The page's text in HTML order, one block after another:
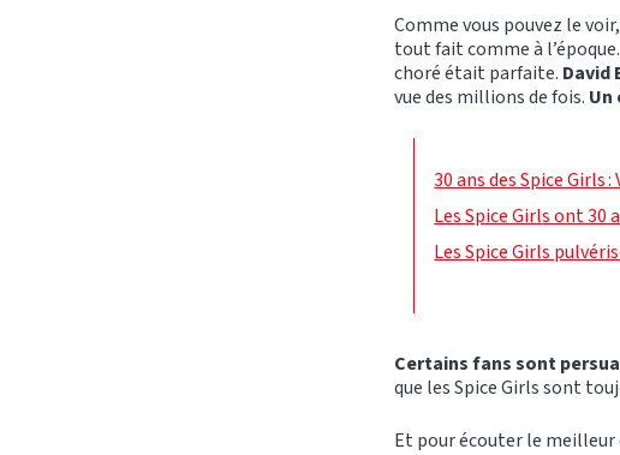
Comme vous pouvez le voir,
tout fait comme à l’époque.
choré était parfaite. David
vue des millions de fois. Un
30 ans des Spice
Les Spice Girls ont 30
Les Spice Girls
Certains fans sont
que les Spice Girls sont
Et pour écouter le meilleur